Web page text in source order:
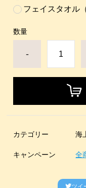
フェイスタオル
数量
-
カテゴリー 海
キャンペーン 全
ツイ